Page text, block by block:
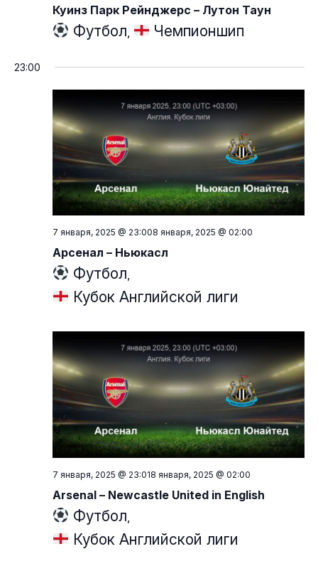
Куинз Парк Рейнджерс – Лутон Таун
Футбол Чемпионшип
23:00
7 января, 2025 @ 23:008 января, 2025 @ 02:00
Арсенал – Ньюкасл
Футбол,
Кубок Английской лиги
7 января, 2025 @ 23:018 января, 2025 @ 02:00
Arsenal – Newcastle United in English
Футбол
Кубок Английской лиги